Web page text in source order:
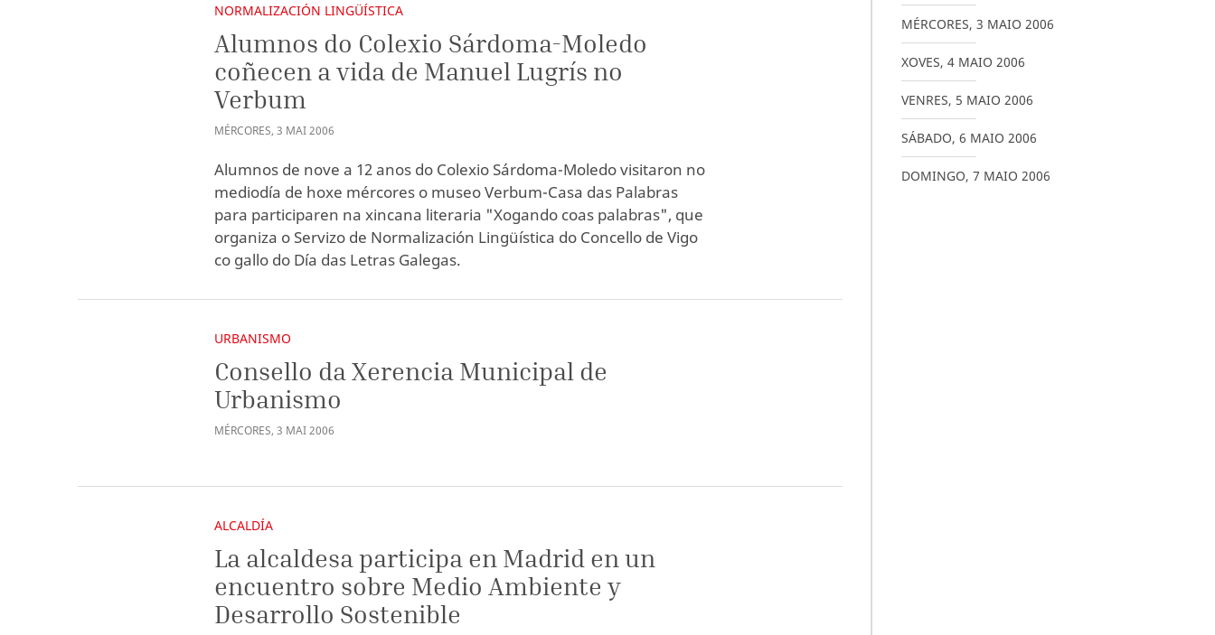
NORMALIZACIÓN LINGÜÍSTICA
Alumnos do Colexio Sárdoma-Moledo
coñecen a vida de Manuel Lugrís no
Verbum
MÉRCORES,3 MAI2006
Alumnos de nove a 12 anos do Colexio Sárdoma-Moledo visitaron no
mediodía de hoxe mércores o museo Verbum-Casa das Palabras
para participaren na xincana literaria "Xogando coas palabras", que
organiza o Servizo de Normalización Lingüística do Concello de Vigo
co gallo do Día das Letras Galegas.
URBANISMO
Consello da Xerencia Municipal de
Urbanismo
MÉRCORES,3 MAI2006
ALCALDÍA
La alcaldesa participa en Madrid en un
encuentro sobre Medio Ambiente y
Desarrollo Sostenible
MÉRCORES, 3 MAIO 2006
XOVES, 4 MAIO 2006
VENRES, 5 MAIO 2006
SÁBADO, 6 MAIO 2006
DOMINGO, 7 MAIO 2006